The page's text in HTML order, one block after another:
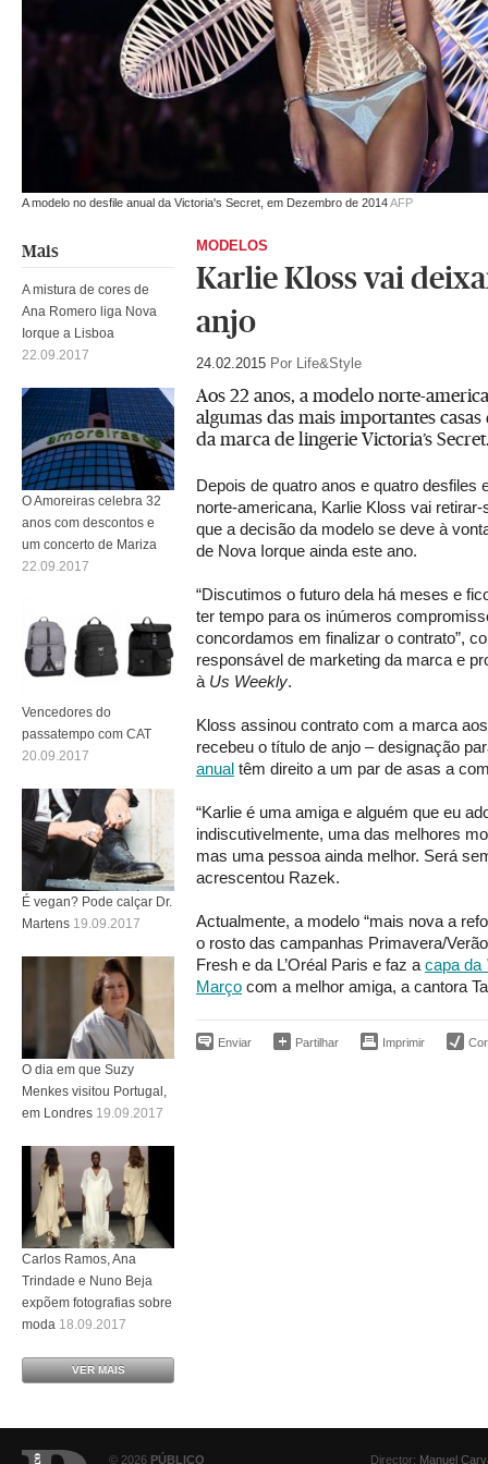
A modelo no desfile anual da Victoria's Secret, em Dezembro de 2014AFP
MODELOS
Karlie Kloss vai
anjo
24.02.2015 Por Life&Style
Aos 22 anos, a modelo norte-
algumas das mais importantes
da marca de lingerie Victoria’s
Depois de quatro anos e quatro desfiles
norte-americana, Karlie Kloss vai
que a decisão da modelo se deve à
de Nova Iorque ainda este ano.
“Discutimos o futuro dela há meses e
ter tempo para os inúmeros
concordamos em finalizar o contrato”,
responsável de marketing da marca e
à Us Weekly.
Kloss assinou contrato com a marca
recebeu o título de anjo – designação
anual têm direito a um par de asas a
“Karlie é uma amiga e alguém que eu
indiscutivelmente, uma das melhores
mas uma pessoa ainda melhor. Será
acrescentou Razek.
Actualmente, a modelo “mais nova a
o rosto das campanhas Primavera/
Fresh e da L’Oréal Paris e faz a capa da
Março com a melhor amiga, a cantora
Enviar Partilhar Imprimir
Mais
A mistura de cores de
Ana Romero liga Nova
Iorque a Lisboa
22.09.2017
O Amoreiras celebra 32
anos com descontos e
um concerto de Mariza
22.09.2017
Vencedores do
passatempo com CAT
20.09.2017
É vegan? Pode calçar Dr.
Martens 19.09.2017
O dia em que Suzy
Menkes visitou Portugal,
em Londres 19.09.2017
Carlos Ramos, Ana
Trindade e Nuno Beja
expõem fotografias sobre
moda 18.09.2017
VER MAIS
© 2026 PÚBLICO Director: Manuel